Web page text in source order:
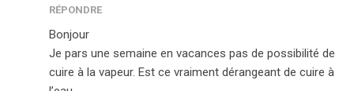
RÉPONDRE
Bonjour
Je pars une semaine en vacances pas de possibilité de
cuire à la vapeur. Est ce vraiment dérangeant de cuire à